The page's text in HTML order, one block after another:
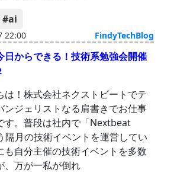
#ai
22:00 FindyTechBlog
日からできる！技術系勉強会開催
は！株式会社ネクストビートでテ
ンジェリストなる肩書きでお仕事
す。普段は社内で「Nextbeat
隔月の技術イベントを運営してい
も自分主催の技術イベントを多数
、万が一私が倒れ